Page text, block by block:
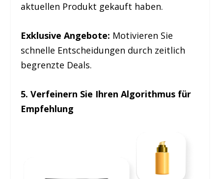
aktuellen Produkt gekauft haben.
Exklusive Angebote: Motivieren Sie
schnelle Entscheidungen durch zeitlich
begrenzte Deals.
5. Verfeinern Sie Ihren Algorithmus für
Empfehlung